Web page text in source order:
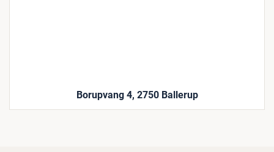
Borupvang 4, 2750 Ballerup